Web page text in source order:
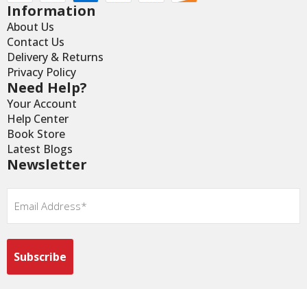
Information
About Us
Contact Us
Delivery & Returns
Privacy Policy
Need Help?
Your Account
Help Center
Book Store
Latest Blogs
Newsletter
Email